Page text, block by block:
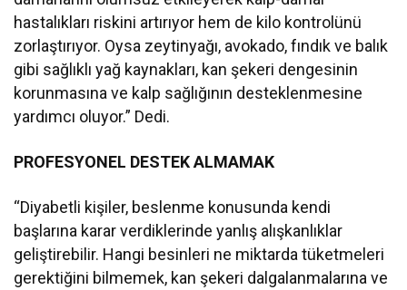
hastalıkları riskini artırıyor hem de kilo kontrolünü
zorlaştırıyor. Oysa zeytinyağı, avokado, fındık ve balık
gibi sağlıklı yağ kaynakları, kan şekeri dengesinin
korunmasına ve kalp sağlığının desteklenmesine
yardımcı oluyor.” Dedi.
PROFESYONEL DESTEK ALMAMAK
“Diyabetli kişiler, beslenme konusunda kendi
başlarına karar verdiklerinde yanlış alışkanlıklar
geliştirebilir. Hangi besinleri ne miktarda tüketmeleri
gerektiğini bilmemek, kan şekeri dalgalanmalarına ve